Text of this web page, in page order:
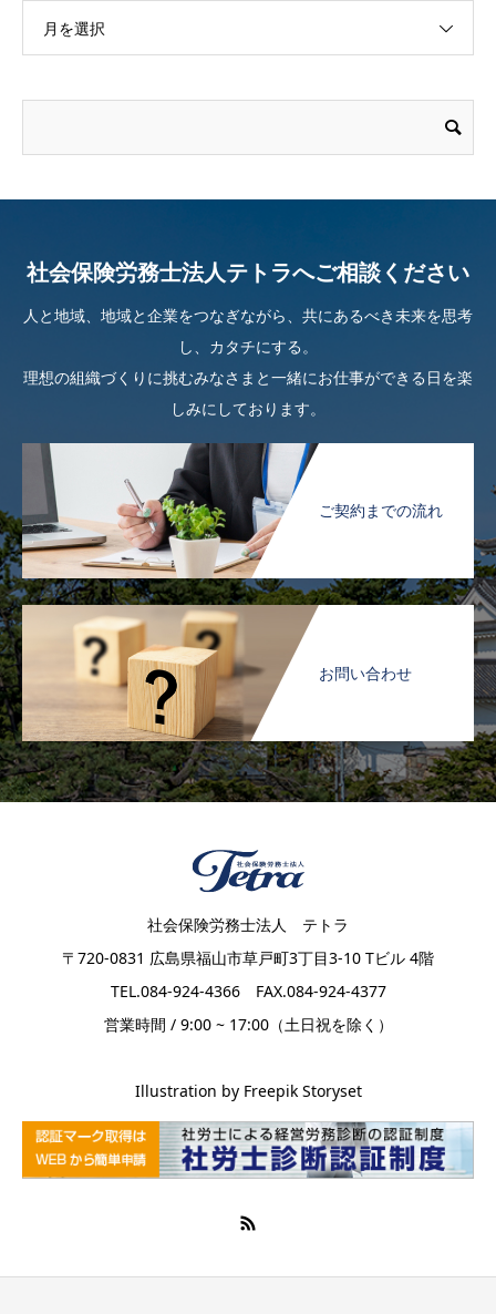
月を選択
社会保険労務士法人テトラへご相談ください
人と地域、地域と企業をつなぎながら、共にあるべき未来を思考
し、カタチにする。
理想の組織づくりに挑むみなさまと一緒にお仕事ができる日を楽
しみにしております。
ご契約までの流れ
お問い合わせ
社会保険労務士法人 テトラ
〒720-0831 広島県福山市草戸町3丁目3-10 Tビル 4階
TEL.084-924-4366 FAX.084-924-4377
営業時間 / 9:00 ~ 17:00（土日祝を除く）
Illustration by Freepik Storyset